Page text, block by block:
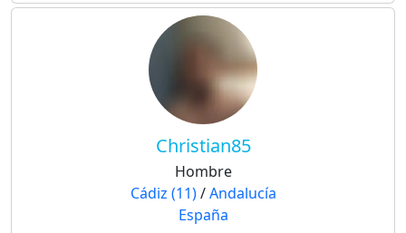
Christian85
Hombre
Cádiz (11)/Andalucía
España